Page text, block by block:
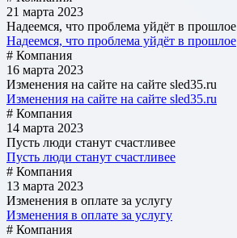
21 марта 2023
Надеемся, что проблема уйдёт в прошлое
Надеемся, что проблема уйдёт в прошлое
# Компания
16 марта 2023
Изменения на сайте на сайте sled35.ru
Изменения на сайте на сайте sled35.ru
# Компания
14 марта 2023
Пусть люди станут счастливее
Пусть люди станут счастливее
# Компания
13 марта 2023
Изменения в оплате за услугу
Изменения в оплате за услугу
# Компания